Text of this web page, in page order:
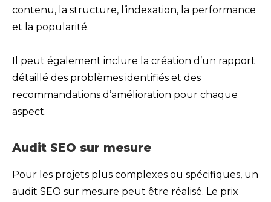
contenu, la structure, l’indexation, la performance
et la popularité.
Il peut également inclure la création d’un rapport
détaillé des problèmes identifiés et des
recommandations d’amélioration pour chaque
aspect.
Audit SEO sur mesure
Pour les projets plus complexes ou spécifiques, un
audit SEO sur mesure peut être réalisé. Le prix